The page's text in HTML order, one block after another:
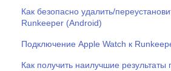
Как безопасно удалить/
Runkeeper (Android)
Подключение Apple Watch к
Как получить наилучшие результаты